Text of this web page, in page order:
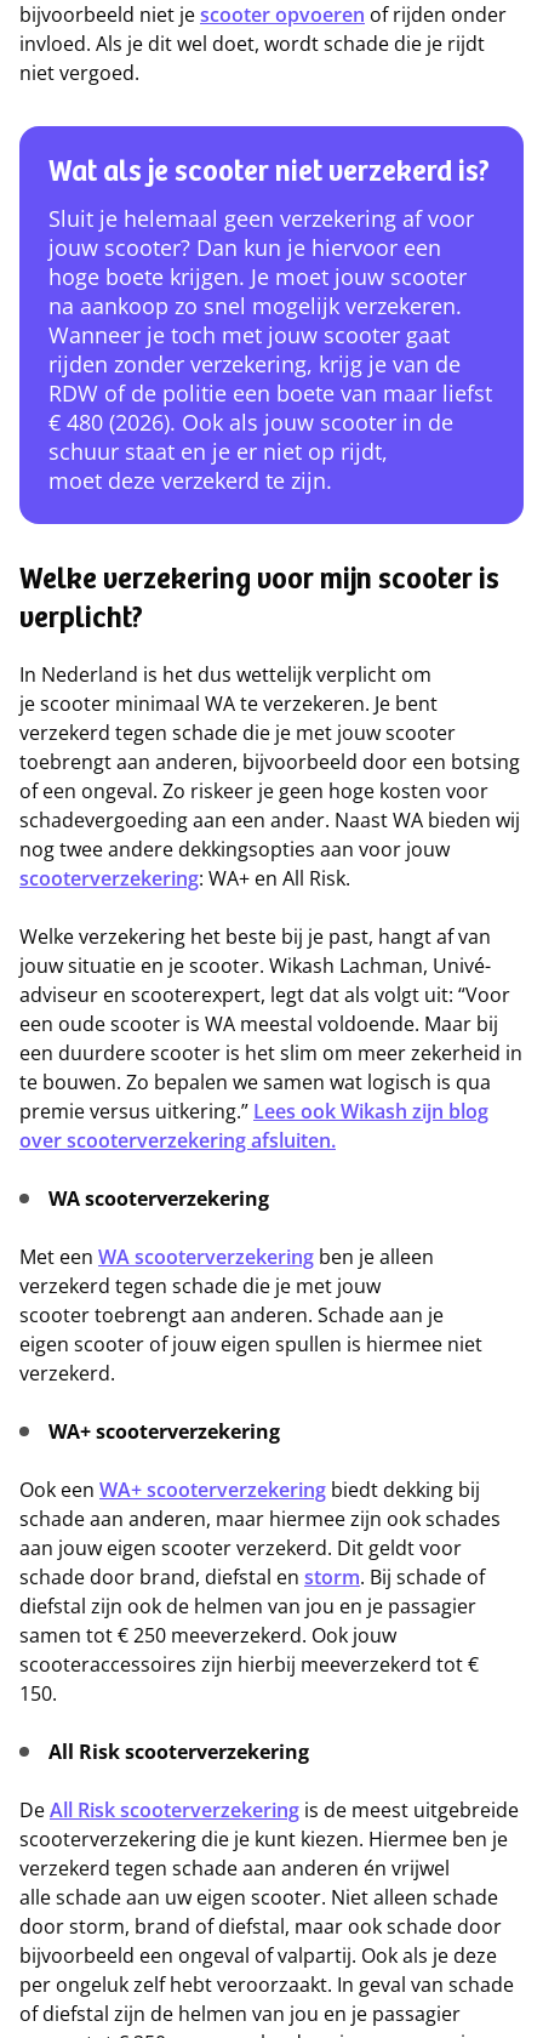
bijvoorbeeld niet jescooter opvoeren of rijden onder
invloed. Als je dit wel doet, wordt schade die je rijdt
niet vergoed.
Wat als je scooter niet verzekerd is?
Sluit je helemaal geen verzekering af voor
jouw scooter? Dan kun je hiervoor een
hoge boete krijgen. Je moet jouw scooter
na aankoop zo snel mogelijk verzekeren.
Wanneer je toch met jouw scooter gaat
rijden zonder verzekering, krijg je van de
RDW of de politie een boete van maar liefst
€ 480 (2026). Ook als jouw scooter in de
schuur staat en je er niet op rijdt,
moet deze verzekerd te zijn.
Welke verzekering voor mijn scooter is
verplicht?
In Nederland is het dus wettelijk verplicht om
je scooter minimaal WA te verzekeren. Je bent
verzekerd tegen schade die je met jouw scooter
toebrengt aan anderen, bijvoorbeeld door een botsing
of een ongeval. Zo riskeer je geen hoge kosten voor
schadevergoeding aan een ander. Naast WA bieden wij
nog twee andere dekkingsopties aan voor jouw
scooterverzekering: WA+ en All Risk.
Welke verzekering het beste bij je past, hangt af van
jouw situatie en je scooter. Wikash Lachman, Univé-
adviseur en scooterexpert, legt dat als volgt uit: “Voor
een oude scooter is WA meestal voldoende. Maar bij
een duurdere scooter is het slim om meer zekerheid in
te bouwen. Zo bepalen we samen wat logisch is qua
premie versus uitkering.” Lees ook Wikash zijn blog
over scooterverzekering afsluiten.
WA scooterverzekering
Met een WA scooterverzekering ben je alleen
verzekerd tegen schade die je met jouw
scooter toebrengt aan anderen. Schade aan je
eigen scooter of jouw eigen spullen is hiermee niet
verzekerd.
WA+ scooterverzekering
Ook een WA+ scooterverzekering biedt dekking bij
schade aan anderen, maar hiermee zijn ook schades
aan jouw eigen scooter verzekerd. Dit geldt voor
schade door brand, diefstal en storm. Bij schade of
diefstal zijn ook de helmen van jou en je passagier
samen tot € 250 meeverzekerd. Ook jouw
scooteraccessoires zijn hierbij meeverzekerd tot €
150.
All Risk scooterverzekering
DeAll Risk scooterverzekering is de meest uitgebreide
scooterverzekering die je kunt kiezen. Hiermee ben je
verzekerd tegen schade aan anderen én vrijwel
alle schade aan uw eigen scooter. Niet alleen schade
door storm, brand of diefstal, maar ook schade door
bijvoorbeeld een ongeval of valpartij. Ook als je deze
per ongeluk zelf hebt veroorzaakt. In geval van schade
of diefstal zijn de helmen van jou en je passagier